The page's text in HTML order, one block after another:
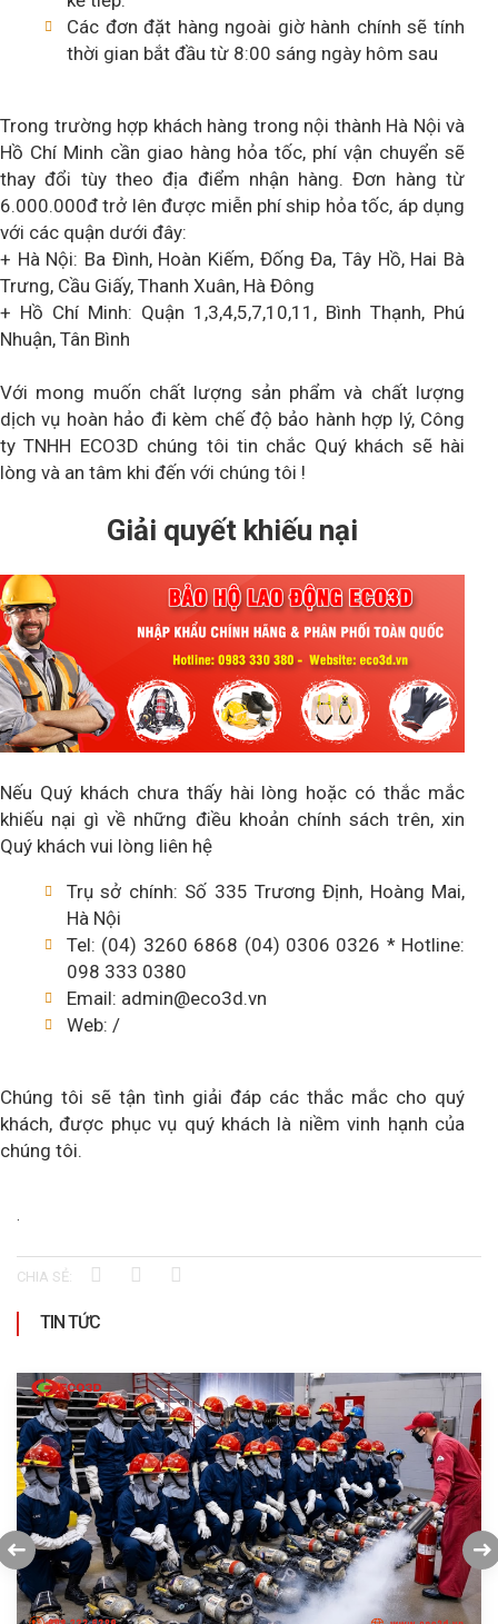
Các đơn đặt hàng ngoài giờ hành chính sẽ tính
thời gian bắt đầu từ 8:00 sáng ngày hôm sau
Trong trường hợp khách hàng trong nội thành Hà Nội và
Hồ Chí Minh cần giao hàng hỏa tốc, phí vận chuyển sẽ
thay đổi tùy theo địa điểm nhận hàng. Đơn hàng từ
6.000.000đ trở lên được miễn phí ship hỏa tốc, áp dụng
với các quận dưới đây:
+ Hà Nội: Ba Đình, Hoàn Kiếm, Đống Đa, Tây Hồ, Hai Bà
Trưng, Cầu Giấy, Thanh Xuân, Hà Đông
+ Hồ Chí Minh: Quận 1,3,4,5,7,10,11, Bình Thạnh, Phú
Nhuận, Tân Bình
Với mong muốn chất lượng sản phẩm và chất lượng
dịch vụ hoàn hảo đi kèm chế độ bảo hành hợp lý, Công
ty TNHH ECO3D chúng tôi tin chắc Quý khách sẽ hài
lòng và an tâm khi đến với chúng tôi !
Giải quyết khiếu nại
Nếu Quý khách chưa thấy hài lòng hoặc có thắc mắc
khiếu nại gì về những điều khoản chính sách trên, xin
Quý khách vui lòng liên hệ
Trụ sở chính: Số 335 Trương Định, Hoàng Mai,
Hà Nội
Tel: (04) 3260 6868 (04) 0306 0326 * Hotline:
098 333 0380
Email: admin@eco3d.vn
Web: /
Chúng tôi sẽ tận tình giải đáp các thắc mắc cho quý
khách, được phục vụ quý khách là niềm vinh hạnh của
chúng tôi.
.
CHIA SẺ:
TIN TỨC